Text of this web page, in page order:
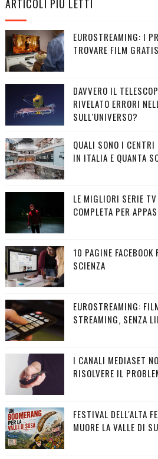
ARTICOLI PIÙ LETTI
EUROSTREAMING: I
TROVARE FILM GRATIS
DAVVERO IL
RIVELATO ERRORI
SULL'UNIVERSO?
QUALI SONO I
IN ITALIA E QUANTA
LE MIGLIORI SERIE
COMPLETA PER
10 PAGINE
SCIENZA
EUROSTREAMING:
STREAMING, SENZA
I CANALI MEDIASET
RISOLVERE IL
FESTIVAL DELL'ALTA
MUORE LA VALLE DI